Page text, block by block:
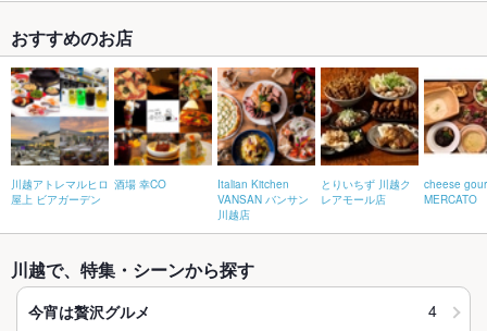
おすすめのお店
川越アトレマルヒロ
屋上 ビアガーデン
酒場 幸CO
Italian Kitchen
VANSAN バンサン
川越店
とりいちず 川越ク
レアモール店
cheese
MERCATO
川越で、特集・シーンから探す
今宵は贅沢グルメ 4